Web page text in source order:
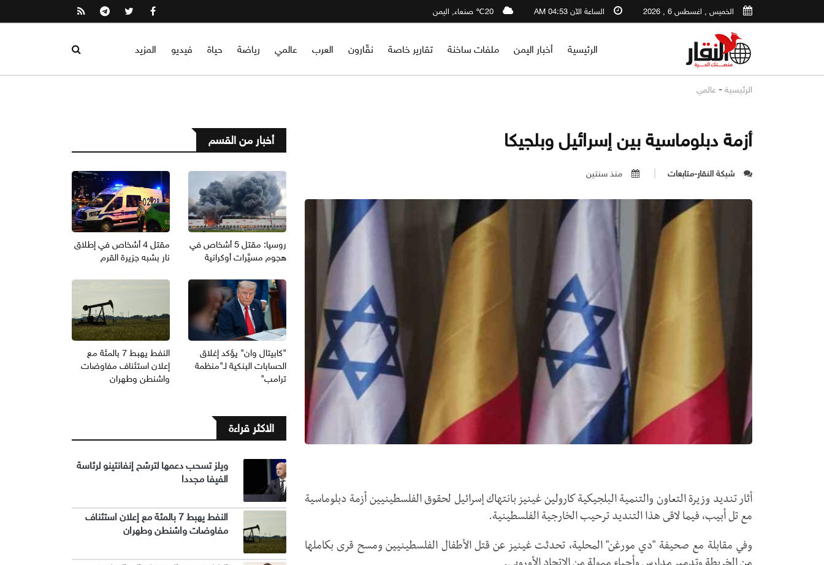
الخميس , اغسطس 6 , 2026 الساعة الآن 04:53 AM 20℃ صنعاء, اليمن
الرئيسية أخبار اليمن ملفات ساخنة تقارير خاصة نقّارون العرب عالمي رياضة حياة فيديو المزيد
الرئيسية - عالمي
أزمة دبلوماسية بين إسرائيل وبلجيكا
شبكة النقار-متابعات منذ سنتين
أثار تنديد وزيرة التعاون والتنمية البلجيكية كارولين غينيز بانتهاك إسرائيل لحقوق الفلسطينيين أزمة دبلوماسية
مع تل أبيب، فيما لاقى هذا التنديد ترحيب الخارجية الفلسطينية.
وفي مقابلة مع صحيفة "دي مورغن" المحلية، تحدثت غينيز عن قتل الأطفال الفلسطينيين ومسح قرى بكاملها
أخبار من القسم
روسيا: مقتل 5 أشخاص في
هجوم مسيَّرات أوكرانية
مقتل 4 أشخاص في إطلاق
نار بشبه جزيرة القرم
"كابيتال وان" يؤكد إغلاق
الحسابات البنكية لـ"منظمة
ترامب"
النفط يهبط 7 بالمئة مع
إعلان استئناف مفاوضات
واشنطن وطهران
الاكثر قراءة
ويلز تسحب دعمها لترشح إنفانتينو لرئاسة
الفيفا مجددا
النفط يهبط 7 بالمئة مع إعلان استئناف
مفاوضات واشنطن وطهران